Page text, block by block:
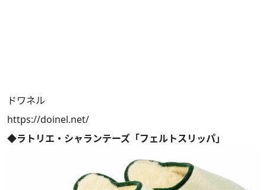
ドワネル
https://doinel.net/
◆ラトリエ・シャランテーズ「フェルトスリッパ」